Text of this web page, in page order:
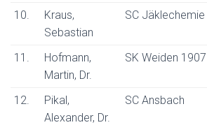
10.
Kraus,
Sebastian
SC Jäklechemie
11.
Hofmann,
Martin, Dr.
SK Weiden 1907
12.
Pikal,
Alexander, Dr.
SC Ansbach